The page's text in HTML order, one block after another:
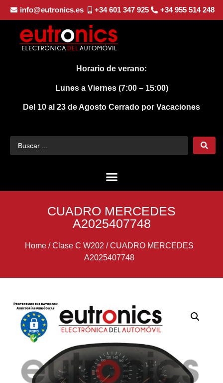
info@eutronics.es +34 601 347 925 +34 955 514 248
Horario de verano:
Lunes a Viernes (7:00 – 15:00)
Del 10 al 23 de Agosto Cerrado por Vacaciones
CUADRO MERCEDES
A2025407748
Home /Clase C W202 /CUADRO MERCEDES
A2025407748